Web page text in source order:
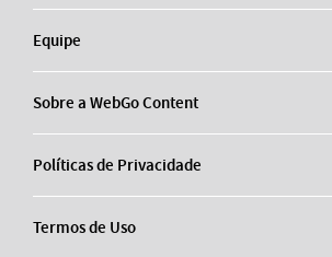
Equipe
Sobre a WebGo Content
Políticas de Privacidade
Termos de Uso